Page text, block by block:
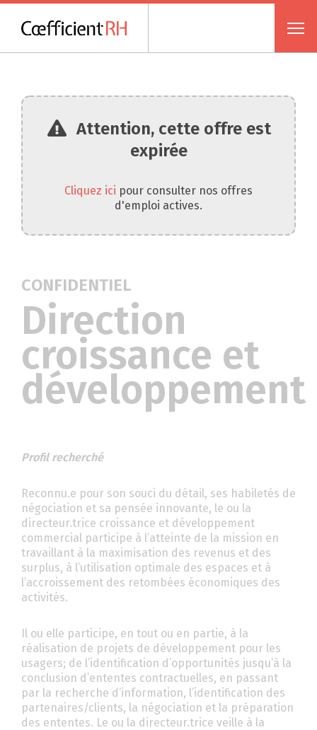
Attention, cette offre est
expirée
Cliquez ici pour consulter nos offres
d'emploi actives.
CONFIDENTIEL
Direction
croissance et
développement
Profil recherché
Reconnu.e pour son souci du détail, ses habiletés de
négociation et sa pensée innovante, le ou la
directeur.trice croissance et développement
commercial participe à l’atteinte de la mission en
travaillant à la maximisation des revenus et des
surplus, à l’utilisation optimale des espaces et à
l’accroissement des retombées économiques des
activités.
Il ou elle participe, en tout ou en partie, à la
réalisation de projets de développement pour les
usagers; de l’identification d’opportunités jusqu’à la
conclusion d’ententes contractuelles, en passant
par la recherche d’information, l’identification des
partenaires/clients, la négociation et la préparation
des ententes. Le ou la directeur.trice veille à la